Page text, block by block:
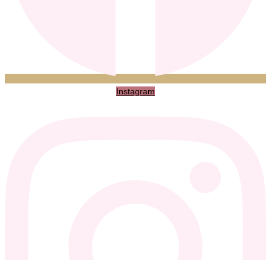
Instagram